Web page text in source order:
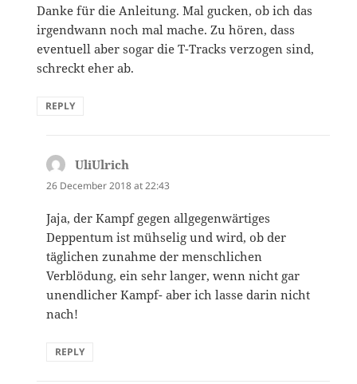
Danke für die Anleitung. Mal gucken, ob ich das
irgendwann noch mal mache. Zu hören, dass
eventuell aber sogar die T-Tracks verzogen sind,
schreckt eher ab.
REPLY
UliUlrich
26 December 2018 at 22:43
Jaja, der Kampf gegen allgegenwärtiges
Deppentum ist mühselig und wird, ob der
täglichen zunahme der menschlichen
Verblödung, ein sehr langer, wenn nicht gar
unendlicher Kampf- aber ich lasse darin nicht
nach!
REPLY